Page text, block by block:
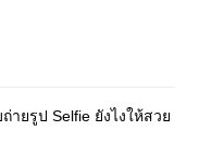
ายรูป Selfie ยังไงให้สวย